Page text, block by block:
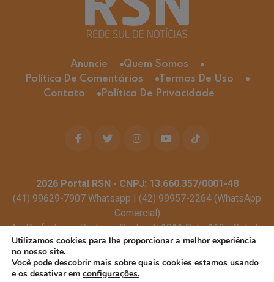
Anuncie
Quem Somos
Política De Comentários
Termos De Uso
Contato
Política De Privacidade
2026Portal RSN - CNPJ: 13.660.357/0001-48
(41) 99629-7907 Whatsapp | (42) 99957-2264 (WhatsApp
Comercial)
Av. Profa. Laura Pacheco Bastos N:1011 Sala: 112 - Cidade
dos Lagos, Guarapuava - PR, 85053-525
© Todos os direitos reservados
Utilizamos cookies para lhe proporcionar a melhor experiência
no nosso site.
Você pode descobrir mais sobre quais cookies estamos usando
e os desativar em configurações.